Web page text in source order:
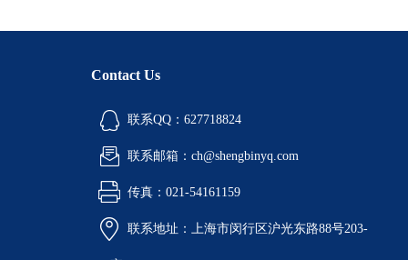
Contact Us
联系QQ：627718824
联系邮箱：ch@shengbinyq.com
传真：021-54161159
联系地址：上海市闵行区沪光东路88号203-